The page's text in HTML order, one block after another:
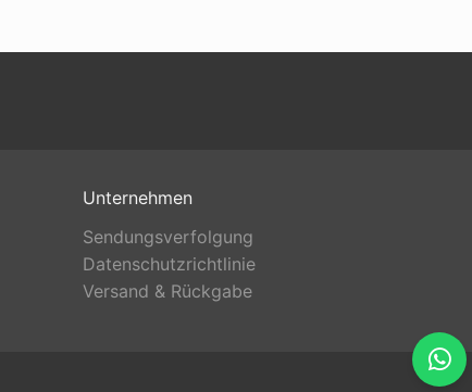
Unternehmen
Sendungsverfolgung
Datenschutzrichtlinie
Versand & Rückgabe